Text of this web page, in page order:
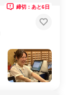
締切：あと6日